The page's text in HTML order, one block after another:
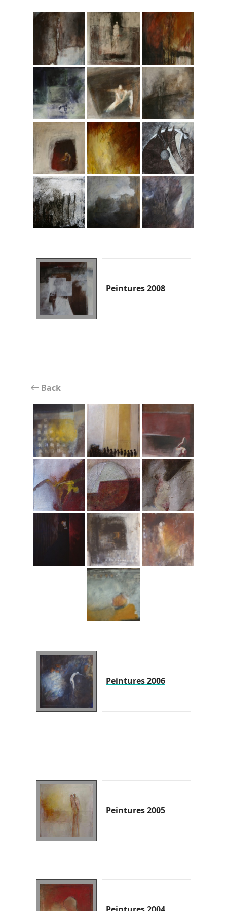
Peintures 2008
Back
Peintures 2006
Peintures 2005